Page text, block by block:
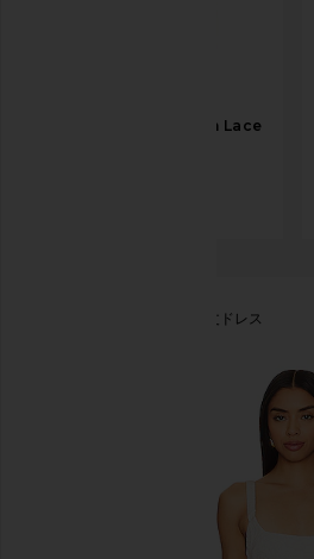
SRG Wynn Dress in Lace
FRINGE ミディ丈ドレス
お気に入りPatBO Fringe